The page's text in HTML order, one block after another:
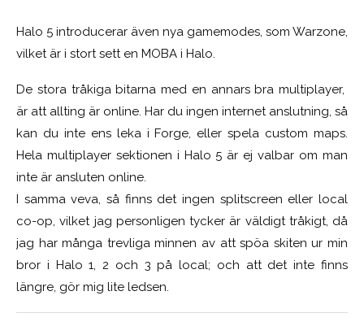
Halo 5 introducerar även nya gamemodes, som Warzone,
vilket är i stort sett en MOBA i Halo.
De stora tråkiga bitarna med en annars bra multiplayer,
är att allting är online. Har du ingen internet anslutning, så
kan du inte ens leka i Forge, eller spela custom maps.
Hela multiplayer sektionen i Halo 5 är ej valbar om man
inte är ansluten online.
I samma veva, så finns det ingen splitscreen eller local
co-op, vilket jag personligen tycker är väldigt tråkigt, då
jag har många trevliga minnen av att spöa skiten ur min
bror i Halo 1, 2 och 3 på local; och att det inte finns
längre, gör mig lite ledsen.